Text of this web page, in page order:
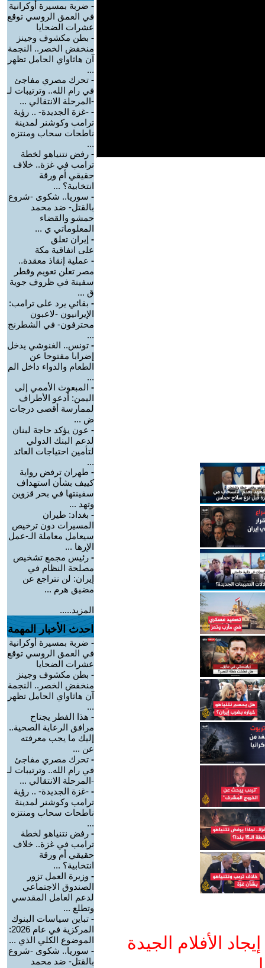
الأفلام الجيدة
- ضربة بمسيرة أوكرانية
في العمق الروسي توقع
عشرات الضحايا
- بطن مكشوف وجينز
منخفض الخصر.. النجمة
آن هاثاواي الحامل تظهر
...
- تحرك مصري مفاجئ
في رام الله.. وترتيبات لـ
-المرحلة الانتقالي ...
- -غزة الجديدة- .. رؤية
ترامب وكوشنر لمدينة
ناطحات سحاب ومنتزه
...
- رفض نتنياهو لخطة
ترامب في غزة.. خلاف
حقيقي أم ورقة
انتخابية؟ ...
- سوريا.. شكوى -شروع
بالقتل- ضد محمد
حمشو والقضاء
المعلوماتي ي ...
- إيران تعلق
على اتفاقية مكة
- عملية إنقاذ معقدة..
مصر تعلن تعويم وقطر
سفينة في ظروف جوية
ق ...
- بقائي يرد على ترامب:
الإيرانيون -لاعبون
محترفون- في الشطرنج
...
- تونس.. الغنوشي يدخل
إضرابا مفتوحا عن
الطعام والدواء داخل الم
...
- ‏المبعوث الأممي إلى
اليمن: أدعو الأطراف
لممارسة أقصى درجات
ض ...
- عون يؤكد حاجة لبنان
لدعم البنك الدولي
لتأمين احتياجات العائد
...
- طهران ترفض رواية
كييف بشأن استهداف
سفينتها في بحر قزوين
وتهد ...
- بغداد: طيران
المسيرات دون ترخيص
سيعامل معاملة الـ-عمل
الإرها ...
- رئيس مجمع تشخيص
مصلحة النظام في
إيران: لن نتراجع عن
مضيق هرم ...
المزيد.....
احدث الأخبار المهمة
- ضربة بمسيرة أوكرانية
في العمق الروسي توقع
عشرات الضحايا
- بطن مكشوف وجينز
منخفض الخصر.. النجمة
آن هاثاواي الحامل تظهر
...
- هذا الفطر يجتاح
مرافق الرعاية الصحية..
إليك ما يجب معرفته
عن ...
- تحرك مصري مفاجئ
في رام الله.. وترتيبات لـ
-المرحلة الانتقالي ...
- -غزة الجديدة- .. رؤية
ترامب وكوشنر لمدينة
ناطحات سحاب ومنتزه
...
- رفض نتنياهو لخطة
ترامب في غزة.. خلاف
حقيقي أم ورقة
انتخابية؟ ...
- وزيرة العمل تزور
الصندوق الاجتماعي
لدعم العامل المقدسي
وتطلع ...
- تباين سياسات البنوك
المركزية في عام 2026:
الموضوع الكلي الذي ...
- سوريا.. شكوى -شروع
بالقتل- ضد محمد